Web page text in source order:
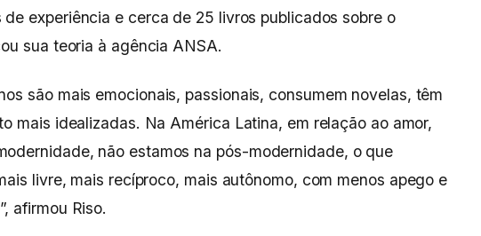
de experiência e cerca de 25 livros publicados sobre o
sua teoria à agência ANSA.
são mais emocionais, passionais, consumem novelas, têm
mais idealizadas. Na América Latina, em relação ao amor,
não estamos na pós-modernidade, o que
livre, mais recíproco, mais autônomo, com menos apego e
afirmou Riso.